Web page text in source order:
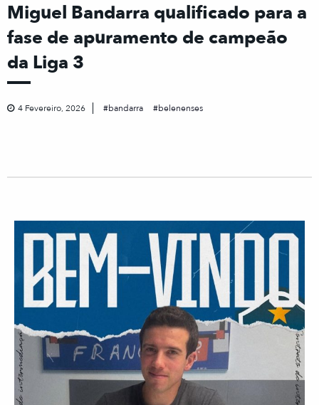
Miguel Bandarra qualificado para a
fase de apuramento de campeão
da Liga 3
4 Fevereiro, 2026 bandarra belenenses